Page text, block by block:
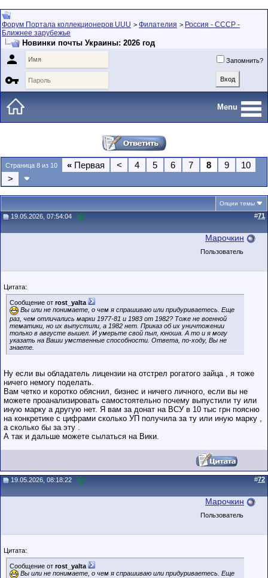
Форум Портала коллекционеров UUU > Филателия > Россия - СССР -
Ближнее зарубежье
Новинки почты Украины: 2026 год
 Запомнить?

Menu
Страница 8 из 10 « Первая < 4 5 6 7 8 9
10
>
Опции темы
19.05.2026, 07:54:04 #71
Марочкин
Пользователь
Цитата:
Сообщение от rost_yalta
Вы или не понимаете, о чем я спрашиваю или придуриваетесь. Еще
раз, чем отличались марки 1977-81 и 1983 от 1982? Тоже не военной
тематики, но их выпустили, а 1982 нет. Приказ об их уничтожении
только в августе вышел. И умерьте свой пыл, юноша. А то и я могу
указать на Ваши умственные способности. Ответа, по-ходу, Вы не
знаете.
Ну если вы обладатель лицензии на отстрел рогатого зайца , я тоже
ничего немогу поделать.
Вам четко и коротко обяснил, бизнес и ничего личного, если вы не
можете проанализировать самостоятельно почему выпустили ту или
иную марку а другую нет. Я вам за донат на ВСУ в 10 тыс грн поясню
на конкретике с цифрами сколько УП получила за ту или иную марку ,
а сколько бы за эту .
А так и дальше можете сылаться на Вики.
19.05.2026, 08:18:22 #72
Марочкин
Пользователь
Цитата:
Сообщение от rost_yalta
Вы или не понимаете, о чем я спрашиваю или придуриваетесь. Еще